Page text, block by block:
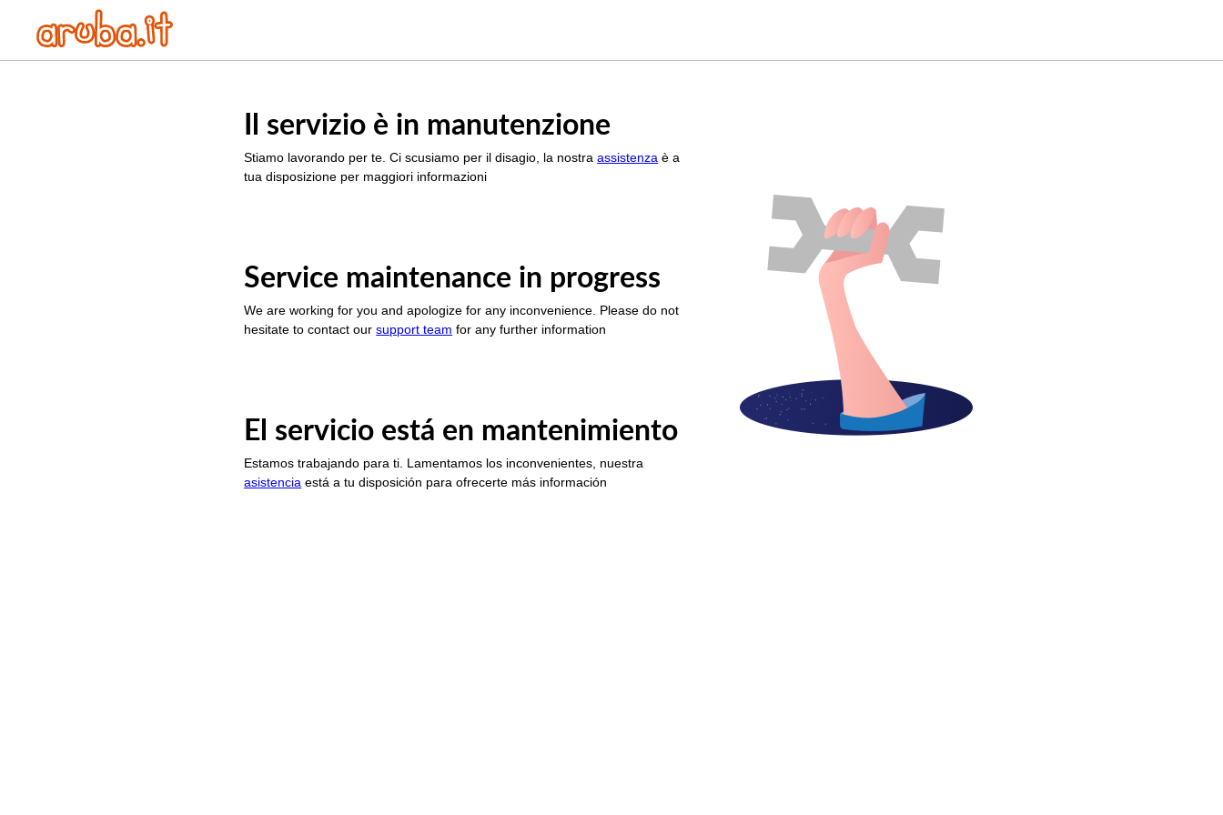
Il servizio è in manutenzione
Stiamo lavorando per te. Ci scusiamo per il disagio, la nostraassistenza è a
tua disposizione per maggiori informazioni
Service maintenance in progress
We are working for you and apologize for any inconvenience. Please do not
hesitate to contact oursupport team for any further information
El servicio está en mantenimiento
Estamos trabajando para ti. Lamentamos los inconvenientes, nuestra
asistencia está a tu disposición para ofrecerte más información